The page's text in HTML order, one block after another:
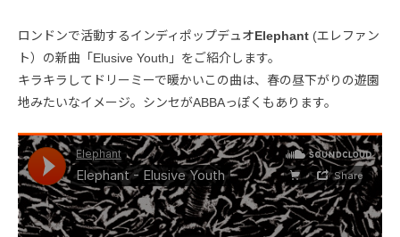
ロンドンで活動するインディポップデュオElephant (エレファン
ト）の新曲「Elusive Youth」をご紹介します。
キラキラしてドリーミーで暖かいこの曲は、春の昼下がりの遊園
地みたいなイメージ。シンセがABBAっぽくもあります。